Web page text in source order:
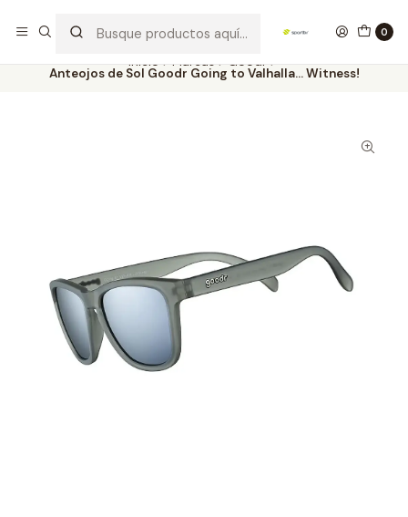
0
Inicio Marcas Goodr
Anteojos de Sol Goodr Going to Valhalla… Witness!